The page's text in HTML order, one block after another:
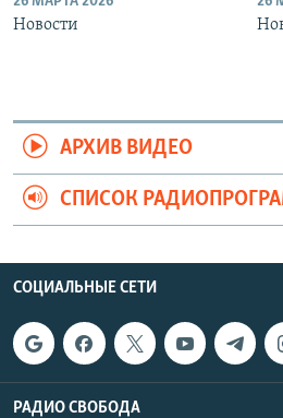
Новости
АРХИВ ВИДЕО
СПИСОК
СОЦИАЛЬНЫЕ СЕТИ
РАДИО СВОБОДА